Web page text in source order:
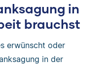
in
brauchst
erwünscht oder
in der